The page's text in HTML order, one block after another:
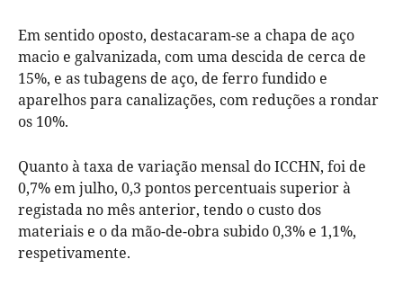
Em sentido oposto, destacaram-se a chapa de aço
macio e galvanizada, com uma descida de cerca de
15%, e as tubagens de aço, de ferro fundido e
aparelhos para canalizações, com reduções a rondar
os 10%.
Quanto à taxa de variação mensal do ICCHN, foi de
0,7% em julho, 0,3 pontos percentuais superior à
registada no mês anterior, tendo o custo dos
materiais e o da mão-de-obra subido 0,3% e 1,1%,
respetivamente.